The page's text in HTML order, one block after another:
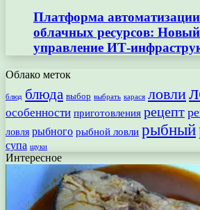
Платформа
облачных ресурсов: Новый
управление ИТ-
Облако меток
блюд блюда выбор выбрать карася ловли
особенности приготовления рецепт
ловля рыбного рыбной ловли рыбный
супа щуки
Интересное